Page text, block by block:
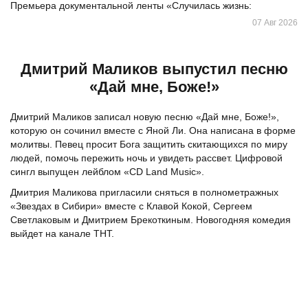
Премьера документальной ленты «Случилась жизнь:
07 Авг 2026
Дмитрий Маликов выпустил песню
«Дай мне, Боже!»
Дмитрий Маликов записал новую песню «Дай мне, Боже!»,
которую он сочинил вместе с Яной Ли. Она написана в форме
молитвы. Певец просит Бога защитить скитающихся по миру
людей, помочь пережить ночь и увидеть рассвет. Цифровой
сингл выпущен лейблом «CD Land Music».
Дмитрия Маликова пригласили сняться в полнометражных
«Звездах в Сибири» вместе с Клавой Кокой, Сергеем
Светлаковым и Дмитрием Брекоткиным. Новогодняя комедия
выйдет на канале ТНТ.